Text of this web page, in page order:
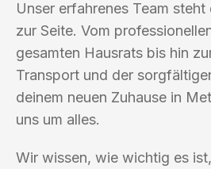
Unser erfahrenes Team
zur Seite. Vom
gesamten Hausrats bis hin
Transport und der
deinem neuen Zuhause in
uns um alles.
Wir wissen, wie wichtig es